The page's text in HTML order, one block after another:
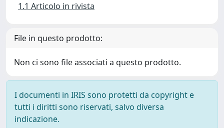
1.1 Articolo in rivista
File in questo prodotto:
Non ci sono file associati a questo prodotto.
I documenti in IRIS sono protetti da copyright e
tutti i diritti sono riservati, salvo diversa
indicazione.